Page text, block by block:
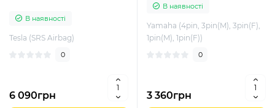
В наявності
Tesla (SRS Airbag)
0
6 090грн
В наявності
Yamaha (4pin, 3pin(M), 3pin(F),
1pin(M), 1pin(F))
0
3 360грн